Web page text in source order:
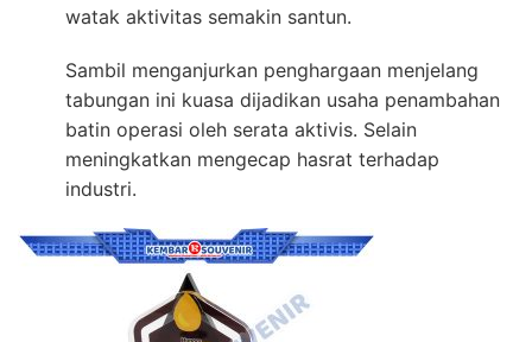
watak aktivitas semakin santun.
Sambil menganjurkan penghargaan menjelang
tabungan ini kuasa dijadikan usaha penambahan
batin operasi oleh serata aktivis. Selain
meningkatkan mengecap hasrat terhadap
industri.